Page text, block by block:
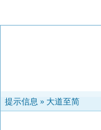
提示信息 » 大道至简